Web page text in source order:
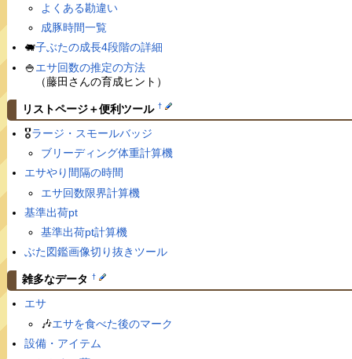
よくある勘違い
成豚時間一覧
🐖子ぶたの成長4段階の詳細
🍚エサ回数の推定の方法
（藤田さんの育成ヒント）
リストページ＋便利ツール †
🎖ラージ・スモールバッジ
ブリーディング体重計算機
エサやり間隔の時間
エサ回数限界計算機
基準出荷pt
基準出荷pt計算機
ぶた図鑑画像切り抜きツール
雑多なデータ †
エサ
🎶エサを食べた後のマーク
設備・アイテム